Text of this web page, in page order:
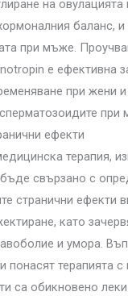
на
баланс,
при мъже.
е ефективна
при жени
при
ефекти
терапия,
свързано с
странични ефекти
като
и умора.
понасят терапията
са обикновено